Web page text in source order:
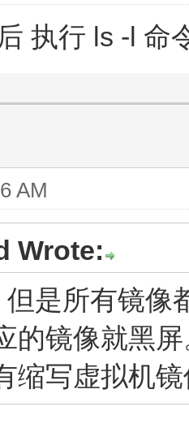
执行 ls -l 命
AM
Wrote:
是所有镜像
的镜像就黑
缩写虚拟机